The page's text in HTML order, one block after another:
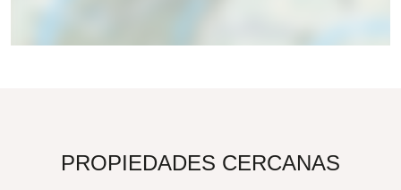
PROPIEDADES CERCANAS